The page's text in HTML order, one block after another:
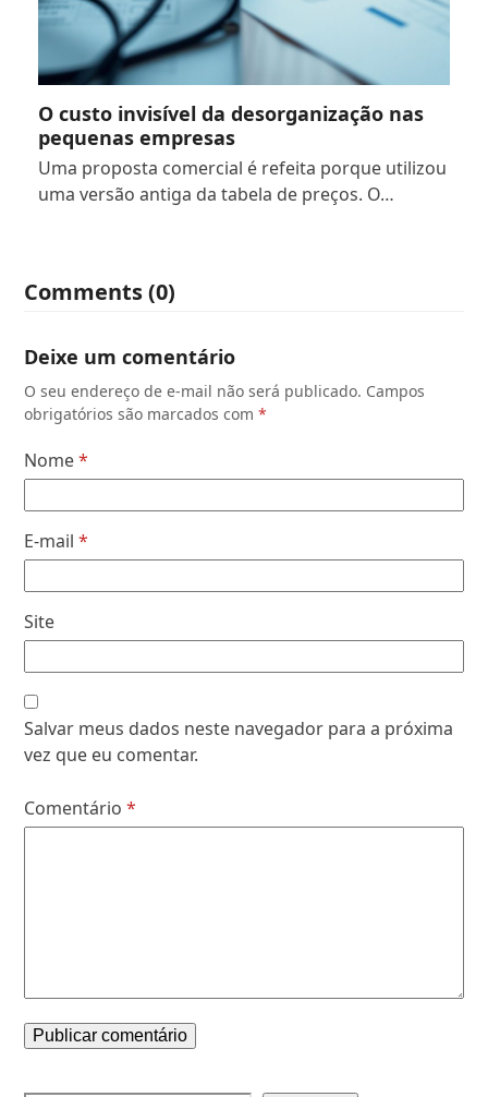
O custo invisível da desorganização nas
pequenas empresas
Uma proposta comercial é refeita porque utilizou
uma versão antiga da tabela de preços. O…
Comments (0)
Deixe um comentário
O seu endereço de e-mail não será publicado. Campos
obrigatórios são marcados com*
Nome*
E-mail*
Site
Salvar meus dados neste navegador para a próxima
vez que eu comentar.
Comentário*